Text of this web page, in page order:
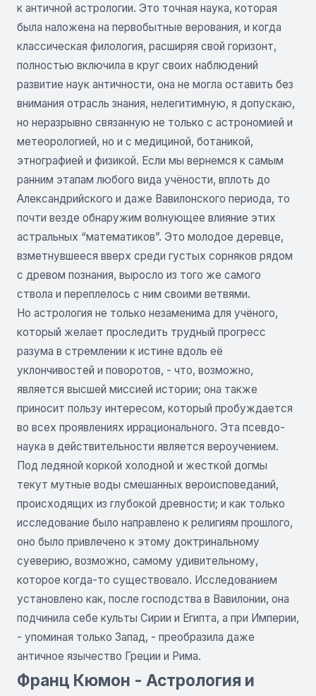
к античной астрологии. Это точная наука, которая
была наложена на первобытные верования, и когда
классическая филология, расширяя свой горизонт,
полностью включила в круг своих наблюдений
развитие наук античности, она не могла оставить без
внимания отрасль знания, нелегитимную, я допускаю,
но неразрывно связанную не только с астрономией и
метеорологией, но и с медициной, ботаникой,
этнографией и физикой. Если мы вернемся к самым
ранним этапам любого вида учёности, вплоть до
Александрийского и даже Вавилонского периода, то
почти везде обнаружим волнующее влияние этих
астральных “математиков”. Это молодое деревце,
взметнувшееся вверх среди густых сорняков рядом
с древом познания, выросло из того же самого
ствола и переплелось с ним своими ветвями.
Но астрология не только незаменима для учёного,
который желает проследить трудный прогресс
разума в стремлении к истине вдоль её
уклончивостей и поворотов, - что, возможно,
является высшей миссией истории; она также
приносит пользу интересом, который пробуждается
во всех проявлениях иррационального. Эта псевдо-
наука в действительности является вероучением.
Под ледяной коркой холодной и жесткой догмы
текут мутные воды смешанных вероисповеданий,
происходящих из глубокой древности; и как только
исследование было направлено к религиям прошлого,
оно было привлечено к этому доктринальному
суеверию, возможно, самому удивительному,
которое когда-то существовало. Исследованием
установлено как, после господства в Вавилонии, она
подчинила себе культы Сирии и Египта, а при Империи,
- упоминая только Запад, - преобразила даже
античное язычество Греции и Рима.
Франц Кюмон - Астрология и